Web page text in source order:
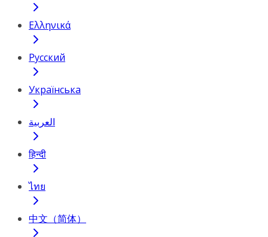
Ελληνικά
Русский
Українська
العربية
हिन्दी
ไทย
中文（简体）